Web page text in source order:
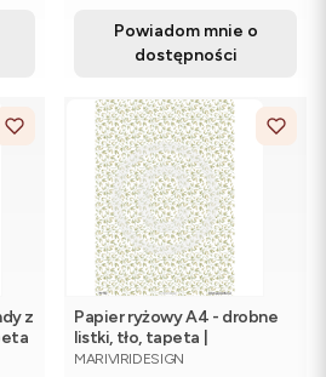
Powiadom mnie o
dostępności
z
Papier ryżowy A4 - drobne
listki, tło, tapeta |
©mariviriDesign
PRODUCENT
MARIVIRIDESIGN